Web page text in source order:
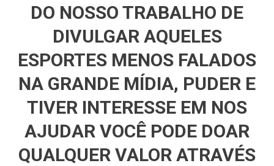
DO NOSSO TRABALHO DE
DIVULGAR AQUELES
ESPORTES MENOS FALADOS
NA GRANDE MÍDIA, PUDER E
TIVER INTERESSE EM NOS
AJUDAR VOCÊ PODE DOAR
QUALQUER VALOR ATRAVÉS